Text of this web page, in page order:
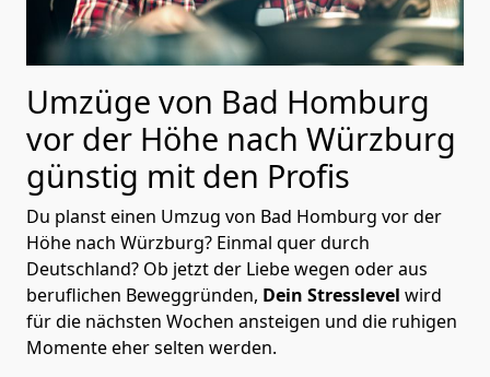
Umzüge von Bad Homburg
vor der Höhe nach Würzburg
günstig mit den Profis
Du planst einen Umzug von Bad Homburg vor der
Höhe nach Würzburg? Einmal quer durch
Deutschland? Ob jetzt der Liebe wegen oder aus
beruflichen Beweggründen, Dein Stresslevel wird
für die nächsten Wochen ansteigen und die ruhigen
Momente eher selten werden.